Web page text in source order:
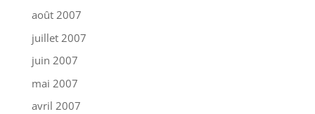
août 2007
juillet 2007
juin 2007
mai 2007
avril 2007